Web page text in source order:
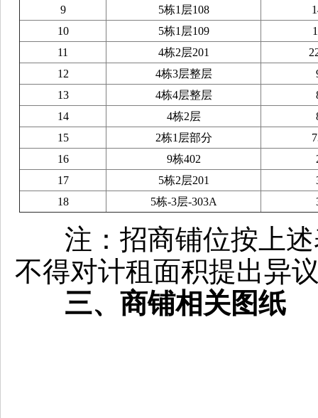
9
5栋1层108
10
5栋1层109
11
4栋2层201
12
4栋3层整层
13
4栋4层整层
14
4栋2层
15
2栋1层部分
16
9栋402
17
5栋2层201
18
5栋-3层-303A
注：招商铺位按上
不得对计租面积提出异
三、商铺相关图纸